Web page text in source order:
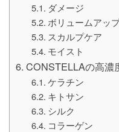
ダメージ
ボリュームアッ
スカルプケア
モイスト
CONSTELLAの高濃
ケラチン
キトサン
シルク
コラーゲン